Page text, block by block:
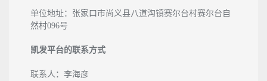
单位地址：张家口市尚义县八道沟镇赛尔台村赛尔台自
然村096号
凯发平台的联系方式
联系人：李海彦